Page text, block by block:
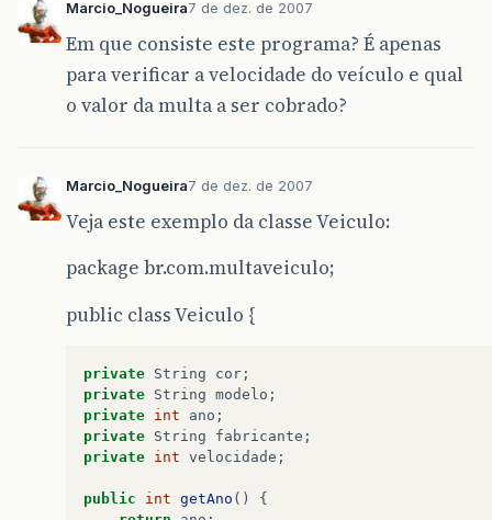
Marcio_Nogueira7 de dez. de 2007
Em que consiste este programa? É apenas
para verificar a velocidade do veículo e qual
o valor da multa a ser cobrado?
Marcio_Nogueira7 de dez. de 2007
Veja este exemplo da classe Veiculo:
package br.com.multaveiculo;
public class Veiculo {
private String cor ;
private String modelo ;
private int ano ;
private String fabricante ;
private int velocidade ;
public int getAno ()
{